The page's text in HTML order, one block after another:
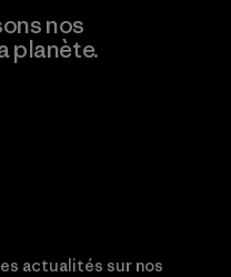
nos
planète.
actualités sur nos